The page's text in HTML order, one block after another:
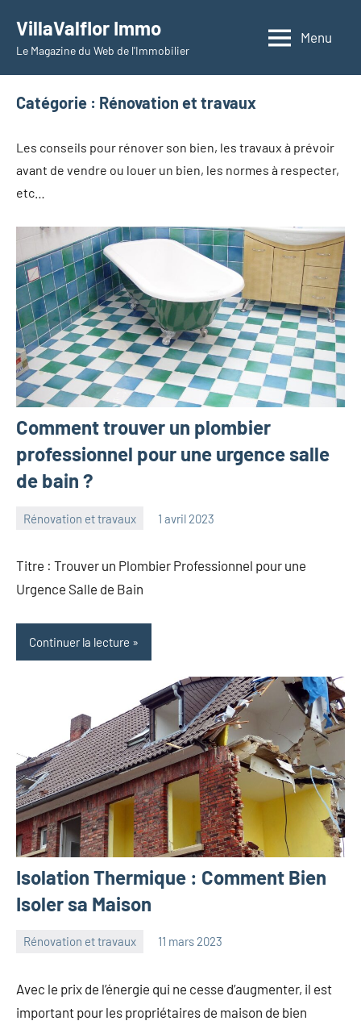
contenu
VillaValflor Immo
Le Magazine du Web de l'Immobilier
Menu
Catégorie : Rénovation et travaux
Les conseils pour rénover son bien, les travaux à prévoir
avant de vendre ou louer un bien, les normes à respecter,
etc…
Comment trouver un plombier
professionnel pour une urgence salle
de bain ?
Rénovation et travaux 1 avril 2023
Titre : Trouver un Plombier Professionnel pour une
Urgence Salle de Bain
Continuer la lecture
Isolation Thermique : Comment Bien
Isoler sa Maison
Rénovation et travaux 11 mars 2023
Avec le prix de l’énergie qui ne cesse d’augmenter, il est
important pour les propriétaires de maison de bien